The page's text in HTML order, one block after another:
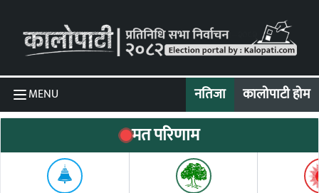
MENU नतिजा कालोपाटी होम
मत परिणाम